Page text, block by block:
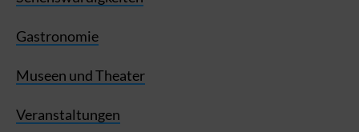
Gastronomie
Museen und Theater
Veranstaltungen